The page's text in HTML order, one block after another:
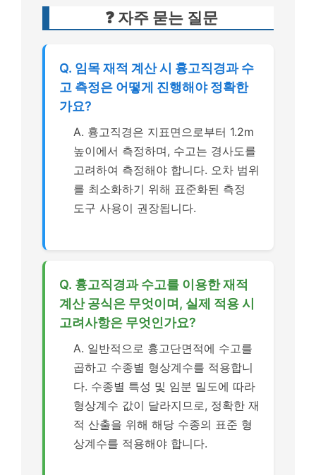
❓ 자주 묻는 질문
Q. 임목 재적 계산 시 흉고직경과 수
고 측정은 어떻게 진행해야 정확한
가요?
A. 흉고직경은 지표면으로부터 1.2m
높이에서 측정하며, 수고는 경사도를
고려하여 측정해야 합니다. 오차 범위
를 최소화하기 위해 표준화된 측정
도구 사용이 권장됩니다.
Q. 흉고직경과 수고를 이용한 재적
계산 공식은 무엇이며, 실제 적용 시
고려사항은 무엇인가요?
A. 일반적으로 흉고단면적에 수고를
곱하고 수종별 형상계수를 적용합니
다. 수종별 특성 및 임분 밀도에 따라
형상계수 값이 달라지므로, 정확한 재
적 산출을 위해 해당 수종의 표준 형
상계수를 적용해야 합니다.